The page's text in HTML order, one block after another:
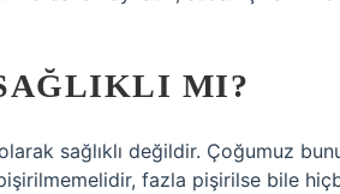
MI?
sağlıklı değildir. Çoğumuz
fazla pişirilse bile